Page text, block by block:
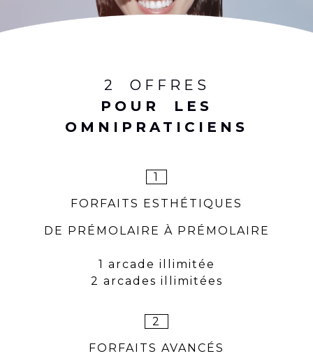
2 OFFRES
POUR LES
OMNIPRATICIENS
1
FORFAITS ESTHÉTIQUES
DE PRÉMOLAIRE À PRÉMOLAIRE
1 arcade illimitée
2 arcades illimitées
2
FORFAITS AVANCÉS